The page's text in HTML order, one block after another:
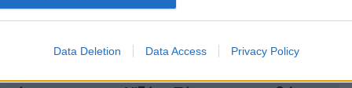
Data Deletion Data Access Privacy Policy
στην προπόνηση της Μπαρτσελόνα